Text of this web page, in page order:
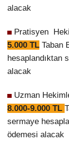
alacak
Pratisyen
5.000 TL Taban
hesaplandıktan
alacak
Uzman
8.000-9.000 TL
sermaye
ödemesi alacak